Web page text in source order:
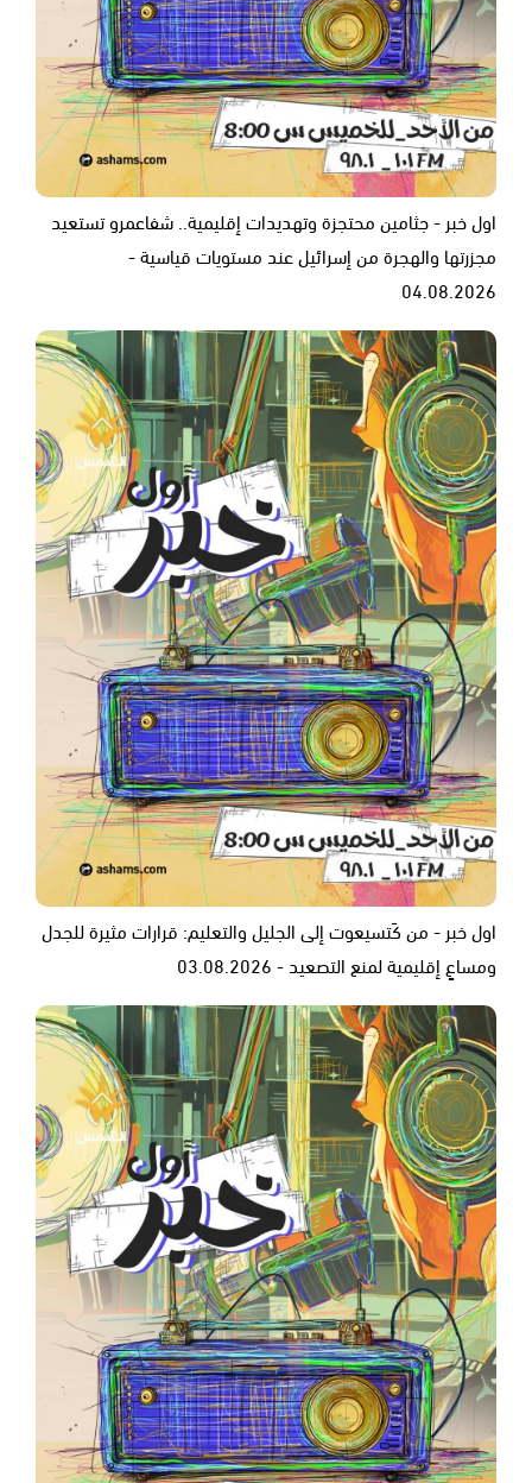
اول خبر - جثامين محتجزة وتهديدات إقليمية.. شفاعمرو تستعيد
مجزرتها والهجرة من إسرائيل عند مستويات قياسية -
04.08.2026
اول خبر - من كَتسيعوت إلى الجليل والتعليم: قرارات مثيرة للجدل
ومساعٍ إقليمية لمنع التصعيد - 03.08.2026